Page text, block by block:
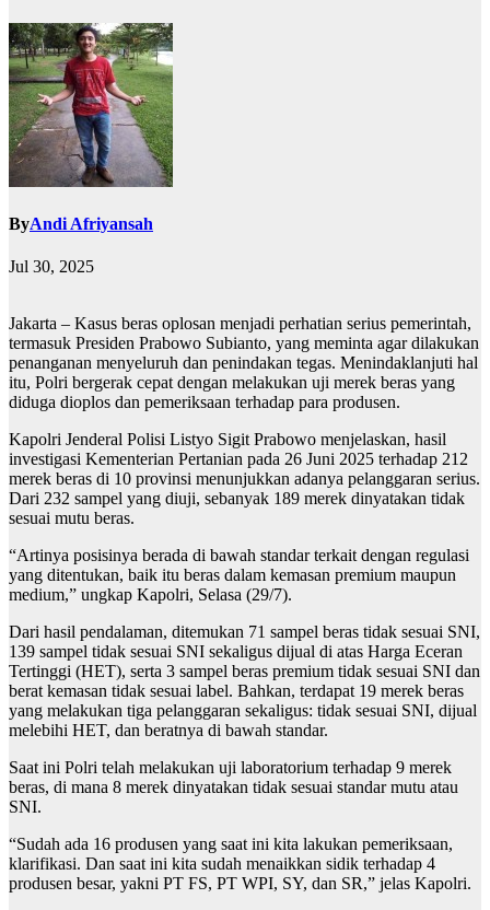
ByAndi Afriyansah
Jul 30, 2025
Jakarta – Kasus beras oplosan menjadi perhatian serius pemerintah,
termasuk Presiden Prabowo Subianto, yang meminta agar dilakukan
penanganan menyeluruh dan penindakan tegas. Menindaklanjuti hal
itu, Polri bergerak cepat dengan melakukan uji merek beras yang
diduga dioplos dan pemeriksaan terhadap para produsen.
Kapolri Jenderal Polisi Listyo Sigit Prabowo menjelaskan, hasil
investigasi Kementerian Pertanian pada 26 Juni 2025 terhadap 212
merek beras di 10 provinsi menunjukkan adanya pelanggaran serius.
Dari 232 sampel yang diuji, sebanyak 189 merek dinyatakan tidak
sesuai mutu beras.
“Artinya posisinya berada di bawah standar terkait dengan regulasi
yang ditentukan, baik itu beras dalam kemasan premium maupun
medium,” ungkap Kapolri, Selasa (29/7).
Dari hasil pendalaman, ditemukan 71 sampel beras tidak sesuai SNI,
139 sampel tidak sesuai SNI sekaligus dijual di atas Harga Eceran
Tertinggi (HET), serta 3 sampel beras premium tidak sesuai SNI dan
berat kemasan tidak sesuai label. Bahkan, terdapat 19 merek beras
yang melakukan tiga pelanggaran sekaligus: tidak sesuai SNI, dijual
melebihi HET, dan beratnya di bawah standar.
Saat ini Polri telah melakukan uji laboratorium terhadap 9 merek
beras, di mana 8 merek dinyatakan tidak sesuai standar mutu atau
SNI.
“Sudah ada 16 produsen yang saat ini kita lakukan pemeriksaan,
klarifikasi. Dan saat ini kita sudah menaikkan sidik terhadap 4
produsen besar, yakni PT FS, PT WPI, SY, dan SR,” jelas Kapolri.